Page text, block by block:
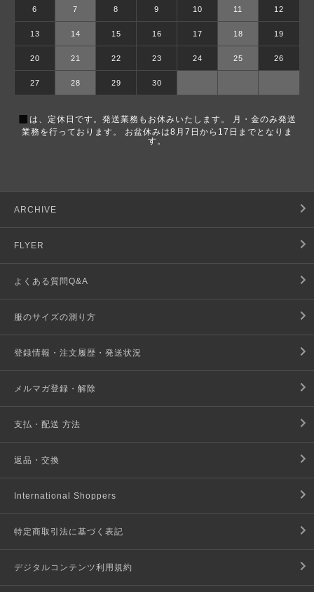
6 7 8 9 10 11 12
13 14 15 16 17 18 19
20 21 22 23 24 25 26
27 28 29 30
■ は、定休日です。発送業務もお休みいたします。 月・金のみ発送
業務を行っております。 お盆休みは8月7日から17日までとなりま
す。
ARCHIVE
FLYER
よくある質問Q&A
服のサイズの測り方
登録情報・注文履歴・発送状況
メルマガ登録・解除
支払・配送 方法
返品・交換
International Shoppers
特定商取引法に基づく表記
デジタルコンテンツ利用規約